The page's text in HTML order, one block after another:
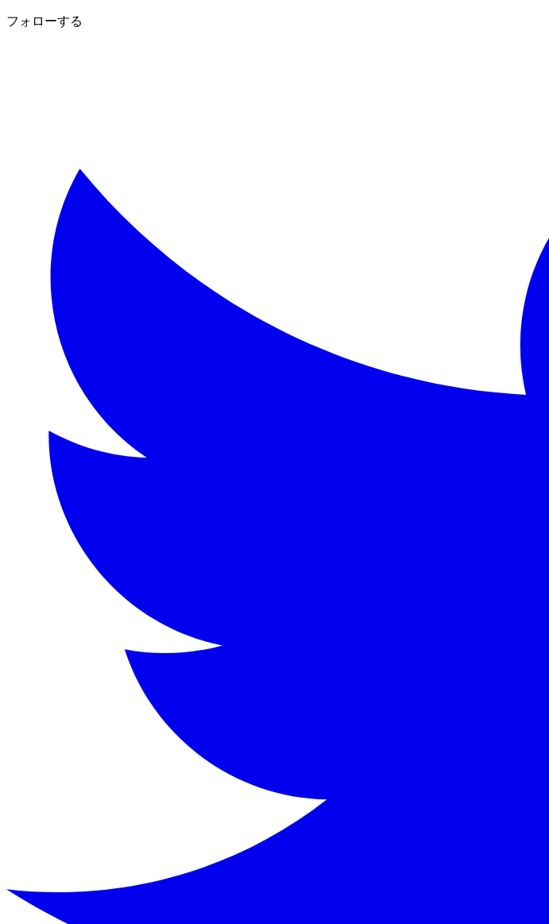
フォローする